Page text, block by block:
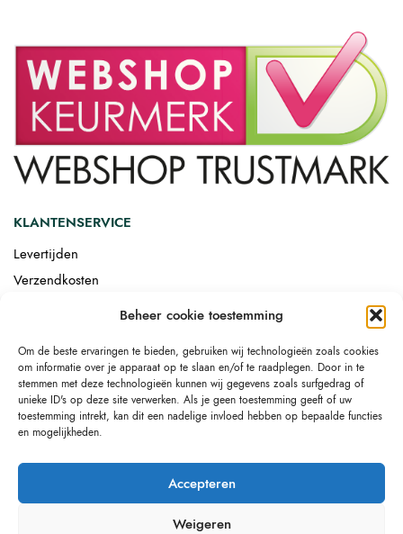
Beheer cookie toestemming
Om de beste ervaringen te bieden, gebruiken wij technologieën zoals cookies
om informatie over je apparaat op te slaan en/of te raadplegen. Door in te
stemmen met deze technologieën kunnen wij gegevens zoals surfgedrag of
unieke ID's op deze site verwerken. Als je geen toestemming geeft of uw
toestemming intrekt, kan dit een nadelige invloed hebben op bepaalde functies
en mogelijkheden.
Accepteren
Weigeren
KLANTENSERVICE
Levertijden
Verzendkosten
Afgemonteerd laten bezorgen
Drop-shipping
Link building